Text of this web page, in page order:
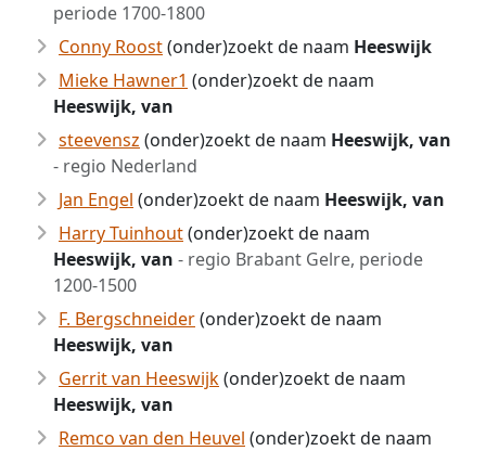
periode 1700-1800
Conny Roost(onder)zoekt de naam Heeswijk
Mieke Hawner1 (onder)zoekt de naam
Heeswijk, van
steevensz (onder)zoekt de naam Heeswijk, van
- regio Nederland
Jan Engel (onder)zoekt de naam Heeswijk, van
Harry Tuinhout(onder)zoekt de naam
Heeswijk, van - regio Brabant Gelre, periode
1200-1500
F. Bergschneider(onder)zoekt de naam
Heeswijk, van
Gerrit van Heeswijk(onder)zoekt de naam
Heeswijk, van
Remco van den Heuvel (onder)zoekt de naam